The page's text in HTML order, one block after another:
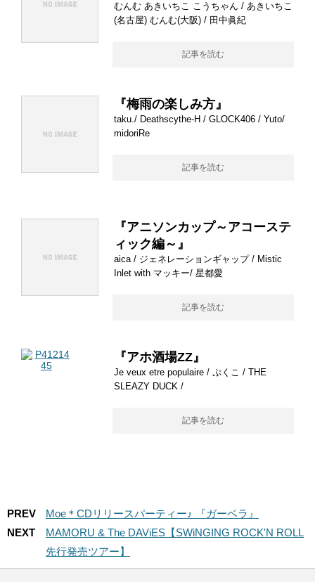
むんむ あきいちこ こうちゃん / あきいちこ
(名古屋) むんむ(大阪) / 田中眞紀
記事を読む
『梅雨の楽しみ方』
taku./ Deathscythe‐H / GLOCK406 / Yuto/
midoriRe
記事を読む
『アニソンカップ～アコーステ
ィック編～』
aica / ジェネレーションギャップ / Mistic
Inlet with マッキー/ 星都愛
記事を読む
『アホ酒場ZZ』
Je veux etre populaire / ぷくこ / THE
SLEAZY DUCK /
記事を読む
PREV
Moe＊CDリリースパーティー♪ 『ガーベラ』
NEXT
MAMORU & The DAViES【SWiNGING ROCK'N ROLL
先行発売ツアー】